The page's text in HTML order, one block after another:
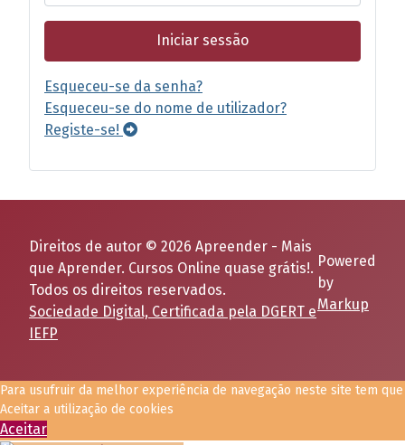
Iniciar sessão
Esqueceu-se da senha?
Esqueceu-se do nome de utilizador?
Registe-se!
Direitos de autor © 2026 Apreender - Mais
que Aprender. Cursos Online quase grátis!.
Todos os direitos reservados.
Sociedade Digital, Certificada pela DGERT e
IEFP
Powered
by
Markup
Para usufruir da melhor experiência de navegação neste site tem que
Aceitar a utilização de cookies
Aceitar